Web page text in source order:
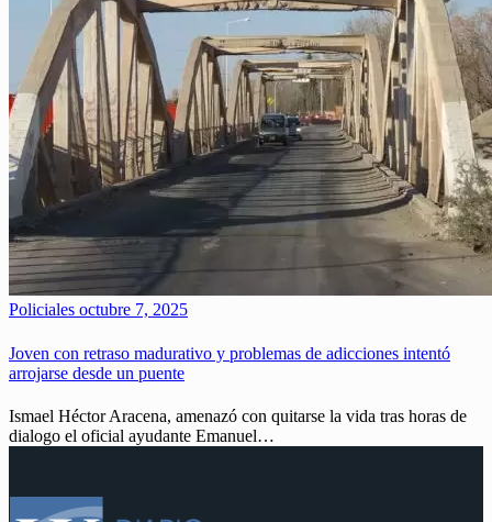
Policiales octubre 7, 2025
Joven con retraso madurativo y problemas de adicciones intentó
arrojarse desde un puente
Ismael Héctor Aracena, amenazó con quitarse la vida tras horas de
dialogo el oficial ayudante Emanuel…